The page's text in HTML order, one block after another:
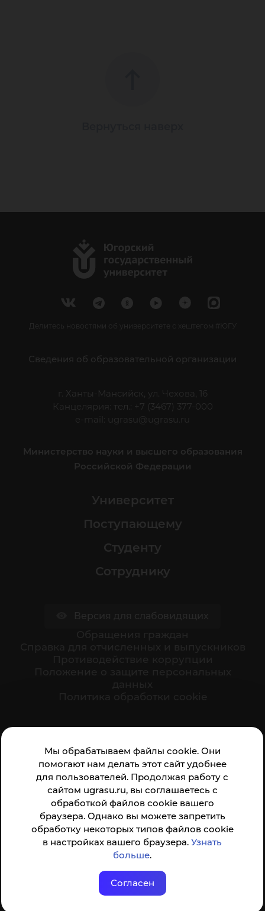
Мы обрабатываем файлы cookie. Они
помогают нам делать этот сайт удобнее
для пользователей. Продолжая работу с
сайтом ugrasu.ru, вы соглашаетесь с
обработкой файлов cookie вашего
браузера. Однако вы можете запретить
обработку некоторых типов файлов cookie
в настройках вашего браузера.Узнать
больше.
Согласен
Делитесь новостями об университете с хештегом #ЮГУ
Сведения об образовательной организации
г. Ханты-Мансийск, ул. Чехова, 16
Канцелярия: тел.: +7 (3467) 377-000
e-mail:
ugrasu@ugrasu.ru
Министерство науки и высшего образования
Российской Федерации
Университет
Поступающему
Студенту
Сотруднику
организации:
Анкета доступна по QR-коду, а так же по прямой
ссылке
© ФГБОУ ВО ЮГУ 2001–2026